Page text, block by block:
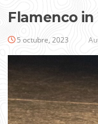
Flamenco in
5 octubre, 2023